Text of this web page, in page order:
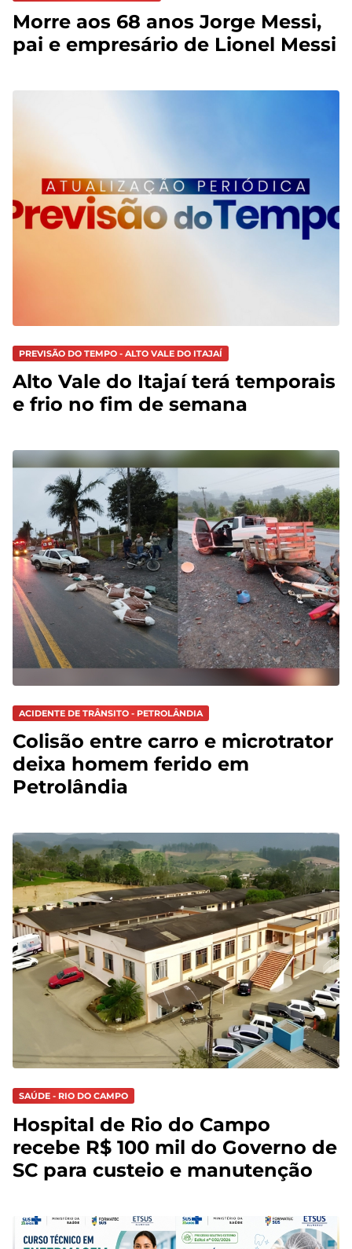
Morre aos 68 anos Jorge Messi,
pai e empresário de Lionel Messi
PREVISÃO DO TEMPO - ALTO VALE DO ITAJAÍ
Alto Vale do Itajaí terá temporais
e frio no fim de semana
ACIDENTE DE TRÂNSITO - PETROLÂNDIA
Colisão entre carro e microtrator
deixa homem ferido em
Petrolândia
SAÚDE - RIO DO CAMPO
Hospital de Rio do Campo
recebe R$ 100 mil do Governo de
SC para custeio e manutenção